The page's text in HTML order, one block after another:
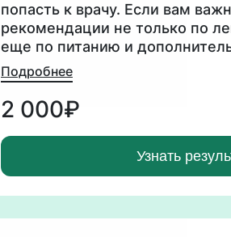
попасть к врачу. Если вам
рекомендации не только по
еще по питанию и
Расшифрую ваши анализы и
следующим шагам.
Подробнее
2 000₽
Узнать